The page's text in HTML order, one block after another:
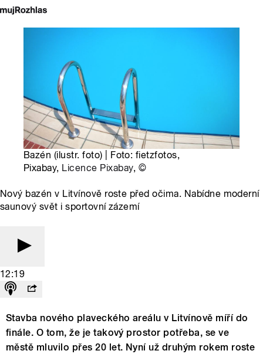
Bazén (ilustr. foto) | Foto: fietzfotos,
Pixabay, Licence Pixabay, ©
Nový bazén v Litvínově roste před očima. Nabídne moderní
saunový svět i sportovní zázemí
12:19
Stavba nového plaveckého areálu v Litvínově míří do
finále. O tom, že je takový prostor potřeba, se ve
městě mluvilo přes 20 let. Nyní už druhým rokem roste